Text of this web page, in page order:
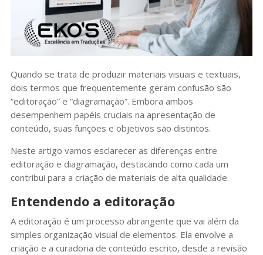
Quando se trata de produzir materiais visuais e textuais,
dois termos que frequentemente geram confusão são
“editoração” e “diagramação”. Embora ambos
desempenhem papéis cruciais na apresentação de
conteúdo, suas funções e objetivos são distintos.
Neste artigo vamos esclarecer as diferenças entre
editoração e diagramação, destacando como cada um
contribui para a criação de materiais de alta qualidade.
Entendendo a editoração
A editoração é um processo abrangente que vai além da
simples organização visual de elementos. Ela envolve a
criação e a curadoria de conteúdo escrito, desde a revisão